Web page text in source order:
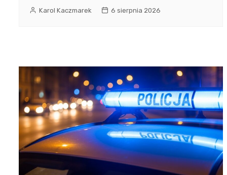
Karol Kaczmarek 6 sierpnia 2026